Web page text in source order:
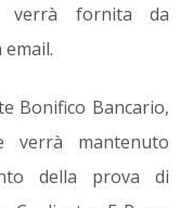
verrà fornita da
Bonifico Bancario,
verrà mantenuto
della prova di